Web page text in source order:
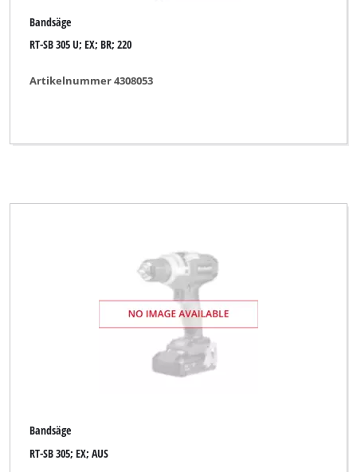
Bandsäge
RT-SB 305 U; EX; BR; 220
Artikelnummer 4308053
Bandsäge
RT-SB 305; EX; AUS